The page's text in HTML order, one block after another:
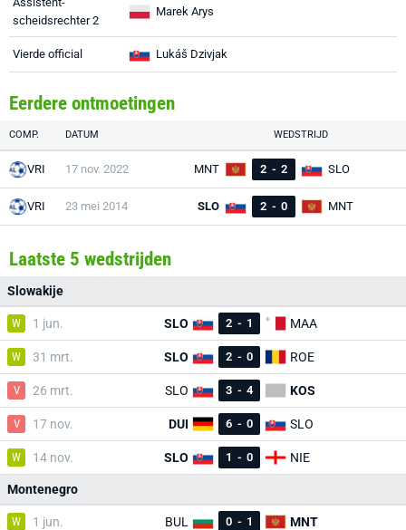
scheidsrechter 2
Marek Arys
Vierde official Lukáš Dzivjak
Eerdere ontmoetingen
COMP. DATUM WEDSTRIJD
VRI 17 nov. 2022 MNT 2 - 2 SLO
VRI 23 mei 2014 SLO 2 - 0 MNT
Laatste 5 wedstrijden
Slowakije
W 1 jun. SLO 2 - 1 MAA
W 31 mrt. SLO 2 - 0 ROE
V 26 mrt. SLO 3 - 4 KOS
V 17 nov. DUI 6 - 0 SLO
W 14 nov. SLO 1 - 0 NIE
Montenegro
W 1 jun. BUL 0 - 1 MNT